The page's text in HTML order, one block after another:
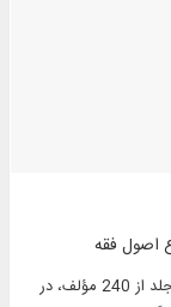
متن 410 عنوان کتاب به زبان فارسی و عربی در 914 جلد از 240 مؤلف، در